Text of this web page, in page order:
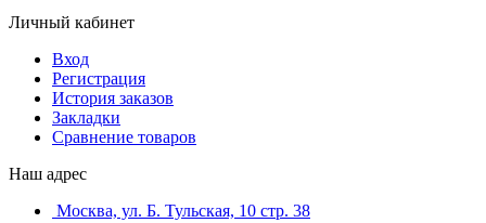
Личный кабинет
Вход
Регистрация
История заказов
Закладки
Сравнение товаров
Наш адрес
Москва, ул. Б. Тульская, 10 стр. 38